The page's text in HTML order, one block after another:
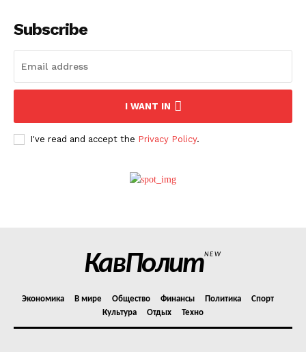
Контакты
Subscribe
I WANT IN
I've read and accept the Privacy Policy.
КавПолитNEW
Экономика В мире Общество Финансы Политика
Спорт
Культура
Отдых Техно